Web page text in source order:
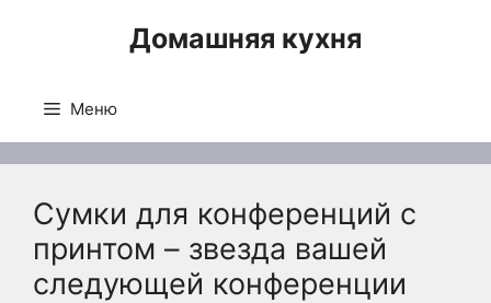
Домашняя кухня
Меню
Сумки для конференций с
принтом – звезда вашей
следующей конференции